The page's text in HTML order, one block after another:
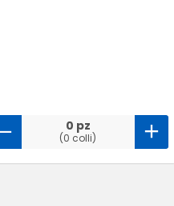
0 pz
(0 colli)